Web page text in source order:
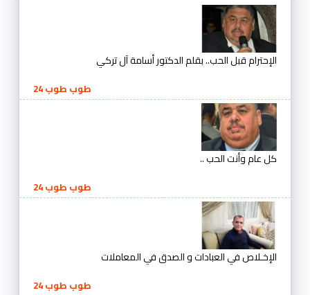
الإحترام قبل الحب.. بقلم الدكتور أسامة آل تركي
طوب طوب 24
كل عام وأنت الحب ..
طوب طوب 24
الإخـلاص في العبادات و الصدق في المعاملات
طوب طوب 24